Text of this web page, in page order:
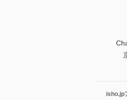
isho.jp